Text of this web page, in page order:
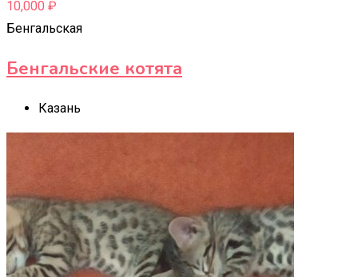
10,000 ₽
Бенгальская
Бенгальские котята
Казань